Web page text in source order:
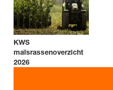
KWS
maïsrassenoverzicht
2026